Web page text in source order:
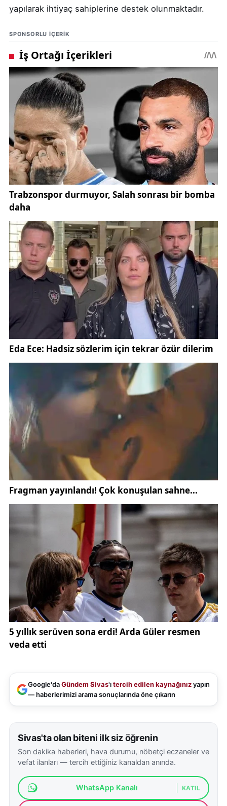
yapılarak ihtiyaç sahiplerine destek olunmaktadır.
SPONSORLU IÇERIK
Google'daGündem Sivas'ıtercih edilen kaynağınızyapın
— haberlerimizi arama sonuçlarında öne çıkarın
Sivas'ta olan biteni ilk siz öğrenin
Son dakika haberleri, hava durumu, nöbetçi eczaneler ve
vefat ilanları — tercih ettiğiniz kanaldan anında.
WhatsApp Kanalı KATIL